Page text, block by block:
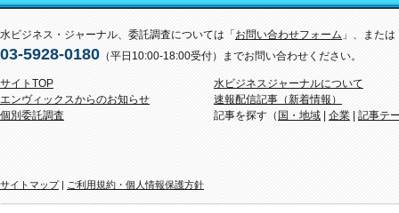
水ビジネス・ジャーナル、委託調査については「お問い合わせフォーム 」、または
03-5928-0180 （平日10:00-18:00受付）までお問い合わせください。
サイトTOP
エンヴィックスからのお知らせ
個別委託調査
水ビジネスジャーナルについて
速報配信記事（新着情報）
記事を探す（ 国・地域 | 企業 | 記事テ
サイトマップ| ご利用規約・個人情報保護方針